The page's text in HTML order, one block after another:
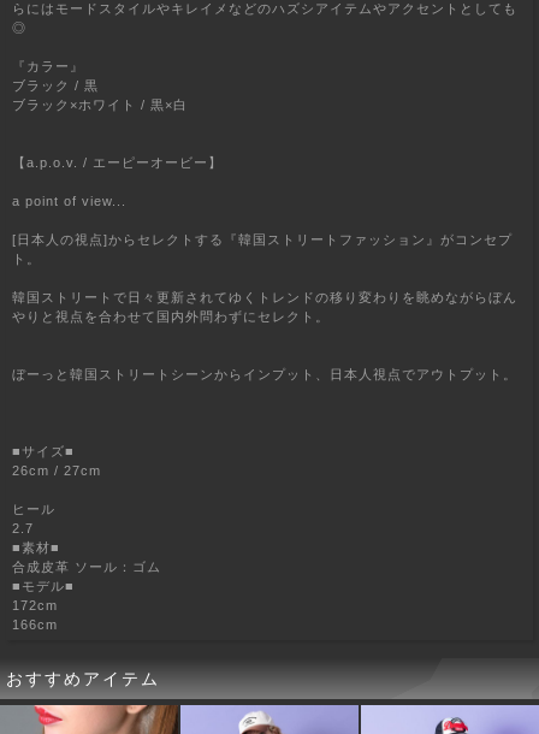
らにはモードスタイルやキレイメなどのハズシアイテムやアクセントとしても
◎
『カラー』
ブラック / 黒
ブラック×ホワイト / 黒×白
【a.p.o.v. / エーピーオービー】
a point of view...
[日本人の視点]からセレクトする『韓国ストリートファッション』がコンセプ
ト。
韓国ストリートで日々更新されてゆくトレンドの移り変わりを眺めながらぼん
やりと視点を合わせて国内外問わずにセレクト。
ぼーっと韓国ストリートシーンからインプット、日本人視点でアウトプット。
■サイズ■
26cm / 27cm
ヒール
2.7
■素材■
合成皮革 ソール：ゴム
■モデル■
172cm
166cm
おすすめアイテム